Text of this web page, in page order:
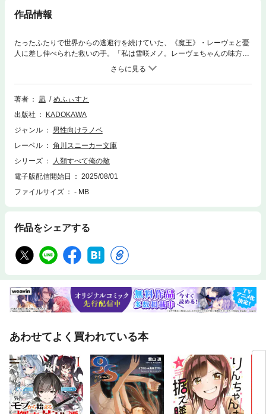
作品情報
たったふたりで世界からの逃避行を続けていた、《魔王》・レーヴェと憂
人に差し伸べられた救いの手。「私は雪咲メノ。レーヴェちゃんの味方だ
よ」 《知識》を司る天使たる彼女の協力により、レーヴェたちは追っ手
から逃れ、ひとときの穏やかな安寧の日々に揺蕩う。 一方、目前で《魔
王》を逃したエレオノーラは、『聖戦の真実』に揺れる天使たちにレーヴ
ェと憂人の素性を開示し選択を迫る――果たして《魔王》を討つべきなの
賞《大賞》作、聖戦の帰結する第３幕。
著者 凪
めふぃすと
出版社
KADOKAWA
ジャンル
男性向けラノベ
レーベル
角川スニーカー文庫
シリーズ
人類すべて俺の敵
電子版配信開始日
2025/08/01
ファイルサイズ
- MB
作品をシェアする
あわせてよく買われている本